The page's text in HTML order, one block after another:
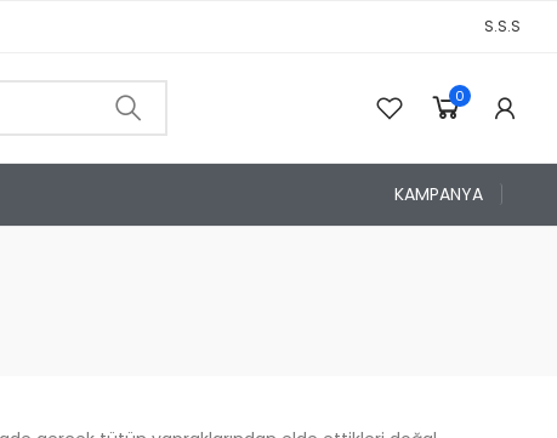
S.S.S
0
KAMPANYA